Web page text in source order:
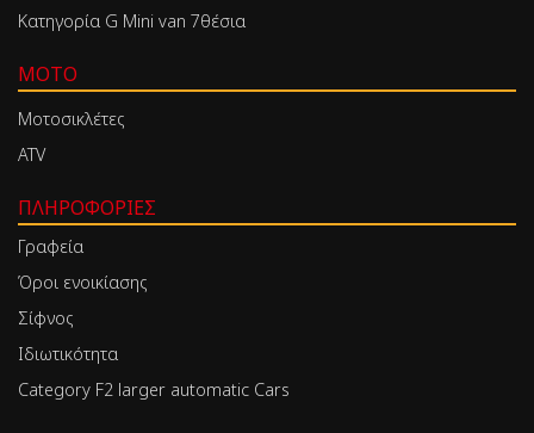
Κατηγορία G Mini van 7θέσια
MOTO
Μοτοσικλέτες
ATV
ΠΛΗΡΟΦΟΡΊΕΣ
Γραφεία
Όροι ενοικίασης
Σίφνος
Ιδιωτικότητα
Category F2 larger automatic Cars